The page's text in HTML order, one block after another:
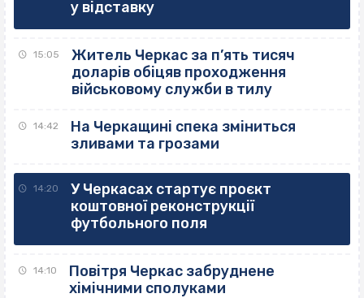
у відставку
15:05
Житель Черкас за п’ять тисяч
доларів обіцяв проходження
військовому служби в тилу
14:42
На Черкащині спека зміниться
зливами та грозами
14:20
У Черкасах стартує проєкт
коштовної реконструкції
футбольного поля
14:10
Повітря Черкас забруднене
хімічними сполуками